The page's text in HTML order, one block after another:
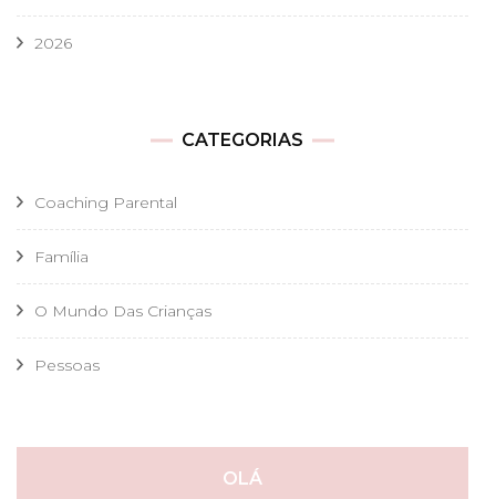
2026
CATEGORIAS
Coaching Parental
Família
O Mundo Das Crianças
Pessoas
OLÁ